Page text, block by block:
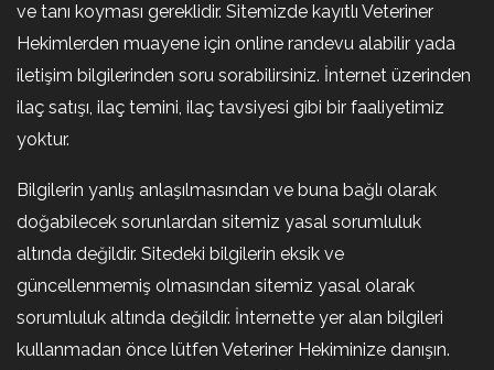
ve tanı koyması gereklidir. Sitemizde kayıtlı Veteriner
Hekimlerden muayene için online randevu alabilir yada
iletişim bilgilerinden soru sorabilirsiniz. İnternet üzerinden
ilaç satışı, ilaç temini, ilaç tavsiyesi gibi bir faaliyetimiz
yoktur.
Bilgilerin yanlış anlaşılmasından ve buna bağlı olarak
doğabilecek sorunlardan sitemiz yasal sorumluluk
altında değildir. Sitedeki bilgilerin eksik ve
güncellenmemiş olmasından sitemiz yasal olarak
sorumluluk altında değildir. İnternette yer alan bilgileri
kullanmadan önce lütfen Veteriner Hekiminize danışın.